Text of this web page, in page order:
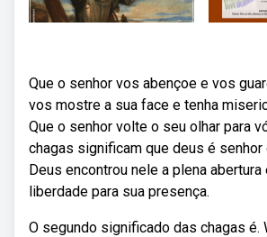
Que o senhor vos abençoe e vos
vos mostre a sua face e tenha
Que o senhor volte o seu olhar para
chagas significam que deus é senhor
Deus encontrou nele a plena abertura
liberdade para sua presença.
O segundo significado das chagas é.